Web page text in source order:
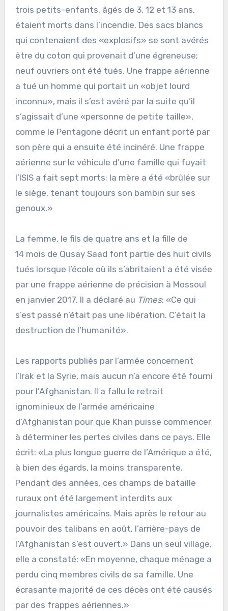
trois petits-enfants, âgés de 3, 12 et 13 ans,
étaient morts dans l’incendie. Des sacs blancs
qui contenaient des «explosifs» se sont avérés
être du coton qui provenait d’une égreneuse;
neuf ouvriers ont été tués. Une frappe aérienne
a tué un homme qui portait un «objet lourd
inconnu», mais il s’est avéré par la suite qu’il
s’agissait d’une «personne de petite taille»,
comme le Pentagone décrit un enfant porté par
son père qui a ensuite été incinéré. Une frappe
aérienne sur le véhicule d’une famille qui fuyait
l’ISIS a fait sept morts; la mère a été «brûlée sur
le siège, tenant toujours son bambin sur ses
genoux.»
La femme, le fils de quatre ans et la fille de
14 mois de Qusay Saad font partie des huit civils
tués lorsque l’école où ils s’abritaient a été visée
par une frappe aérienne de précision à Mossoul
en janvier 2017. Il a déclaré au Times: «Ce qui
s’est passé n’était pas une libération. C’était la
destruction de l’humanité».
Les rapports publiés par l’armée concernent
l’Irak et la Syrie, mais aucun n’a encore été fourni
pour l’Afghanistan. Il a fallu le retrait
ignominieux de l’armée américaine
d’Afghanistan pour que Khan puisse commencer
à déterminer les pertes civiles dans ce pays. Elle
écrit: «La plus longue guerre de l’Amérique a été,
à bien des égards, la moins transparente.
Pendant des années, ces champs de bataille
ruraux ont été largement interdits aux
journalistes américains. Mais après le retour au
pouvoir des talibans en août, l’arrière-pays de
l’Afghanistan s’est ouvert.» Dans un seul village,
elle a constaté: «En moyenne, chaque ménage a
perdu cinq membres civils de sa famille. Une
écrasante majorité de ces décès ont été causés
par des frappes aériennes.»